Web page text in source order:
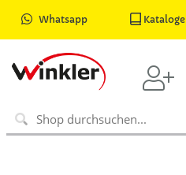
Whatsapp Kataloge